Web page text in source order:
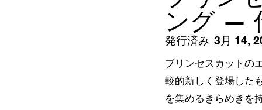
ング —
発行済み 3月 14,
プリンセスカットの
較的新しく登場した
を集めるきらめきを